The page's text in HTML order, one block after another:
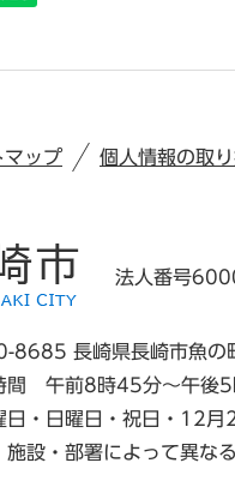
マップ 個人情報の取
法人番号
8685 長崎県長崎市魚の
間 午前8時45分～午後
・日曜日・祝日・12月
施設・部署によって異な